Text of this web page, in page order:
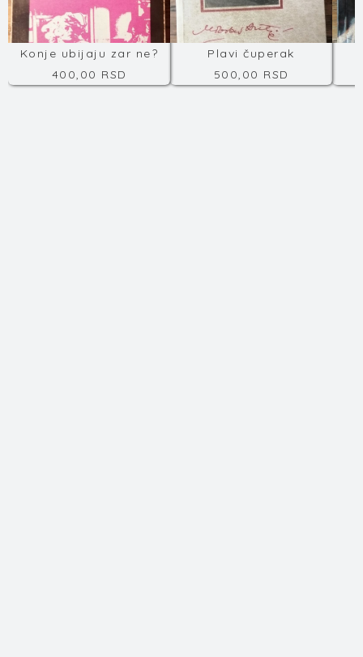
Konje ubijaju zar ne?
400,00 RSD
Plavi čuperak
500,00 RSD